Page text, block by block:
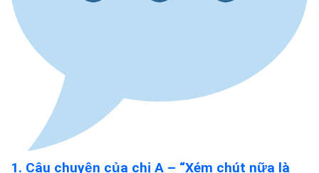
1. Câu chuyện của chị A – “Xém chút nữa là